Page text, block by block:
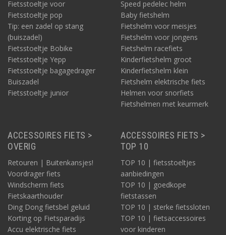
Fietsstoeltje voor
Fietsstoeltje pop
Tip: een zadel op stang
(buiszadel)
Fietsstoeltje Bobike
Fietsstoeltje Yepp
Fietsstoeltje bagagedrager
Buiszadel
Fietsstoeltje junior
Speed pedelec helm
Baby fietshelm
Fietshelm voor meisjes
Fietshelm voor jongens
Fietshelm racefiets
Kinderfietshelm groot
Kinderfietshelm klein
Fietshelm elektrische fiets
Helmen voor snorfiets
Fietshelmen met keurmerk
ACCESSOIRES FIETS >
OVERIG
Retouren | Buitenkansjes!
Voordrager fiets
Windscherm fiets
Fietskaarthouder
Ding Dong fietsbel geluid
Korting op Fietsparadijs
Accu elektrische fiets
ACCESSOIRES FIETS >
TOP 10
TOP 10 | fietsstoeltjes
aanbiedingen
TOP 10 | goedkope
fietstassen
TOP 10 | sterke fietssloten
TOP 10 | fietsaccessoires
voor kinderen